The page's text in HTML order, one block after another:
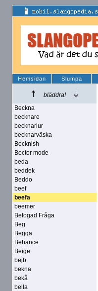
Hemsidan Slumpa
bläddra!
Beckna
becknare
becknarlur
becknarväska
Becknish
Bector mode
beda
beddek
Beddo
beef
beefa
beemer
Befogad Fråga
Beg
Begga
Behance
Beige
bejb
bekna
bekå
bella